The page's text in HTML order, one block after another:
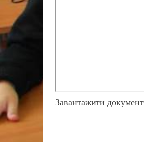
Завантажити документ